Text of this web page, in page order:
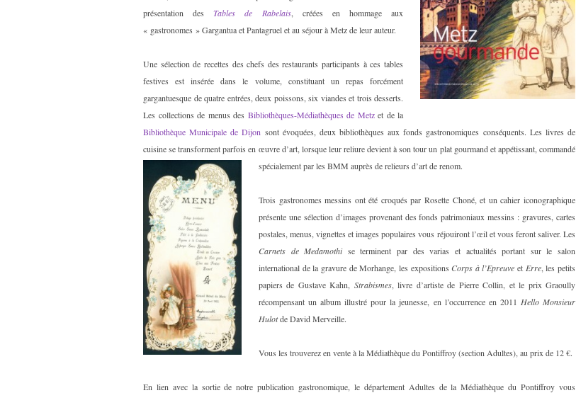
présentation desTables de Rabelais, créées en hommage aux
« gastronomes » Gargantua et Pantagruel et au séjour à Metz de leur auteur.
Une sélection de recettes des chefs des restaurants participants à ces tables
festives est insérée dans le volume, constituant un repas forcément
gargantuesque de quatre entrées, deux poissons, six viandes et trois desserts.
Les collections de menus des Bibliothèques-Médiathèques de Metzet de la
Bibliothèque Municipale de Dijon sont évoquées, deux bibliothèques aux fonds gastronomiques conséquents. Les livres de
cuisine se transforment parfois en œuvre d’art, lorsque leur reliure devient à son tour un plat gourmand et appétissant, commandé
spécialement par les BMM auprès de relieurs d’art de renom.
Trois gastronomes messins ont été croqués par Rosette Choné, et un cahier iconographique
présente une sélection d’images provenant des fonds patrimoniaux messins : gravures, cartes
postales, menus, vignettes et images populaires vous réjouiront l’œil et vous feront saliver. Les
Carnets de Medamothise terminent par des varias et actualités portant sur le salon
international de la gravure de Morhange, les expositions Corps à l’Epreuve et Erre, les petits
papiers de Gustave Kahn, Strabismes, livre d’artiste de Pierre Collin, et le prix Graoully
récompensant un album illustré pour la jeunesse, en l’occurrence en 2011 Hello Monsieur
Hulotde David Merveille.
Vous les trouverez en vente à la Médiathèque du Pontiffroy (section Adultes), au prix de 12 €.
En lien avec la sortie de notre publication gastronomique, le département Adultes de la Médiathèque du Pontiffroy vous